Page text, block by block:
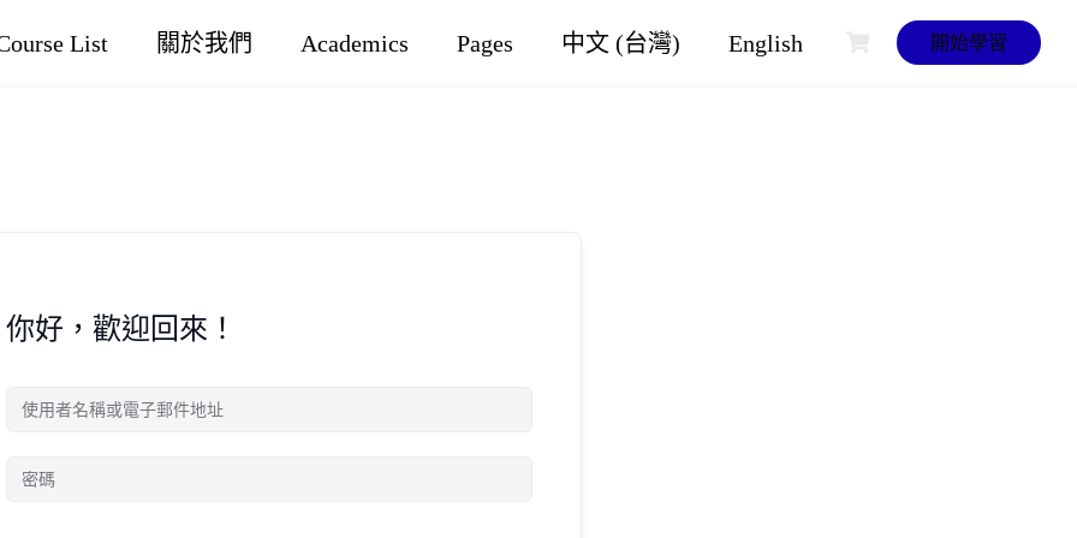
List 關於我們 Academics Pages 中文 (台灣) English 開始學習
你好，歡迎回來！